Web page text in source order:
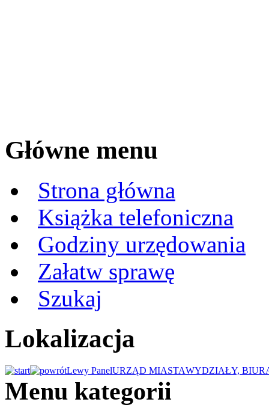
Główne menu
Strona główna
Książka telefoniczna
Godziny urzędowania
Załatw sprawę
Szukaj
Lokalizacja
Lewy PanelURZĄD MIASTAWYDZIAŁY,
Menu kategorii